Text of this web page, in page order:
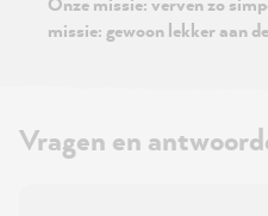
missie: gewoon lekker aan
Vragen en